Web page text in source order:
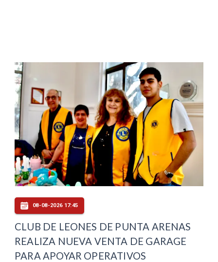
08-08-2026 17:45
CLUB DE LEONES DE PUNTA ARENAS
REALIZA NUEVA VENTA DE GARAGE
PARA APOYAR OPERATIVOS